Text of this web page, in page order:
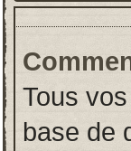
Tous
base de